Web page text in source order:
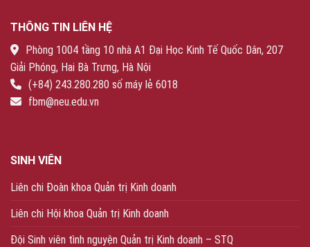
THÔNG TIN LIÊN HỆ
Phòng 1004 tầng 10 nhà A1 Đại Học Kinh Tế Quốc Dân, 207
Giải Phóng, Hai Bà Trưng, Hà Nội
(+84) 243.280.280 số máy lẻ 6018
fbm@neu.edu.vn
SINH VIÊN
Liên chi Đoàn khoa Quản trị Kinh doanh
Liên chi Hội khoa Quản trị Kinh doanh
Đội Sinh viên tình nguyện Quản trị Kinh doanh – STQ